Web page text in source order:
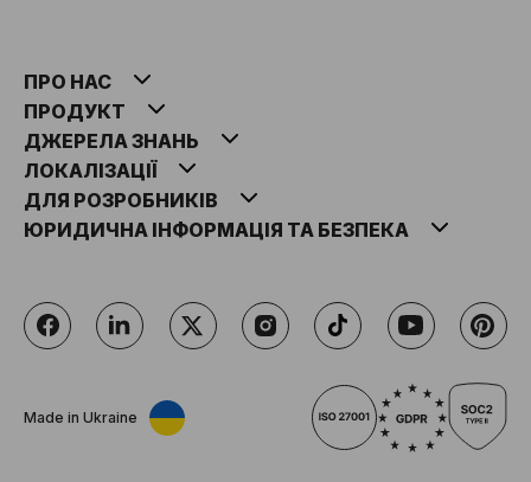
ПРО НАС
ПРОДУКТ
ДЖЕРЕЛА ЗНАНЬ
ЛОКАЛІЗАЦІЇ
ДЛЯ РОЗРОБНИКІВ
ЮРИДИЧНА ІНФОРМАЦІЯ ТА БЕЗПЕКА
Made in Ukraine